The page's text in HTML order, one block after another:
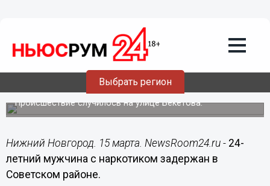
Выбрать регион
15.03.201809:00
24-летний мужчина с наркотиком
задержан в Советском районе
Происшествие случилось на улице Бекетова.
Нижний Новгород. 15 марта. NewsRoom24.ru - 24-
летний мужчина с наркотиком задержан в
Советском районе.